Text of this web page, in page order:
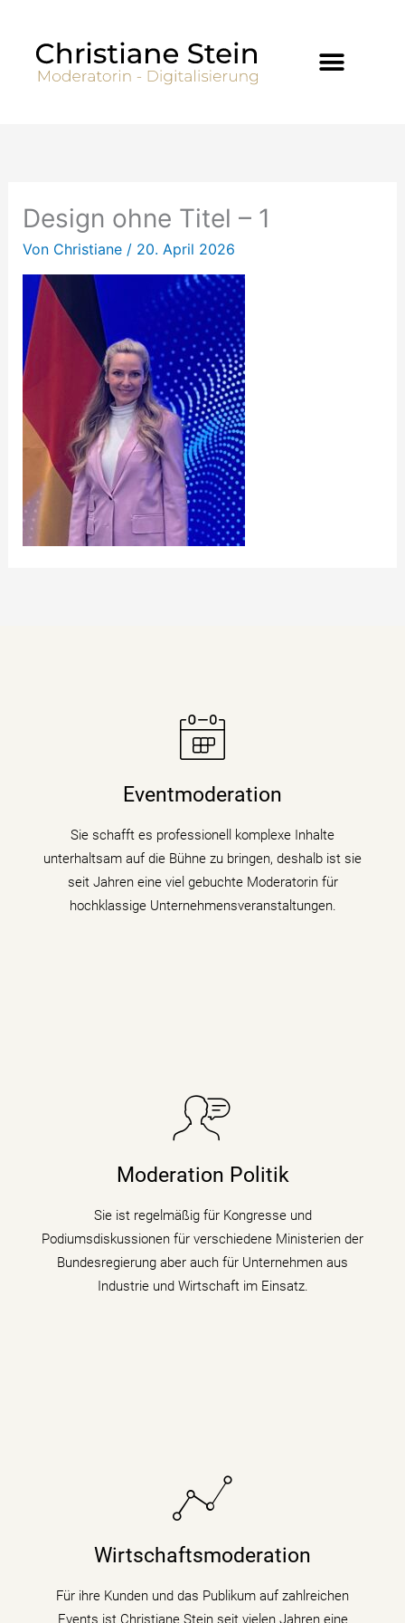
springen
Design ohne Titel – 1
Von Christiane / 20. April 2026
Eventmoderation
Sie schafft es professionell komplexe Inhalte
unterhaltsam auf die Bühne zu bringen, deshalb ist sie
seit Jahren eine viel gebuchte Moderatorin für
hochklassige Unternehmensveranstaltungen.
Moderatorin Christiane Stein verbindet charmant und
unterhaltsam Nachrichtenkompetenz mit den Themen
mehr erfahren
Moderation Politik
Sie ist regelmäßig für Kongresse und
Podiumsdiskussionen für verschiedene Ministerien der
Bundesregierung aber auch für Unternehmen aus
Industrie und Wirtschaft im Einsatz.
Sie taucht in Podiumsdiskussionen, Symposien und
Moderatorin die digitale Transformation indem sie den
mehr erfahren
Wirtschaftsmoderation
Für ihre Kunden und das Publikum auf zahlreichen
Events ist Christiane Stein seit vielen Jahren eine
Sie bringt fundiertes Hintergrundwissen (Digitalisierung
politische Zusammenhänge auf Podiumsdiskussionen